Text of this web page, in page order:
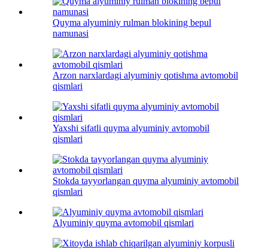
Quyma alyuminiy rulman blokining bepul
namunasi
Arzon narxlardagi alyuminiy qotishma avtomobil
qismlari
Yaxshi sifatli quyma alyuminiy avtomobil
qismlari
Stokda tayyorlangan quyma alyuminiy avtomobil
qismlari
Alyuminiy quyma avtomobil qismlari